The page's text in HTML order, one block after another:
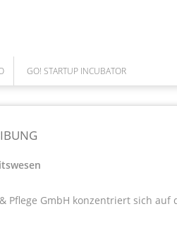
GO! STARTUP INCUBATOR
Pflege GmbH konzentriert sich